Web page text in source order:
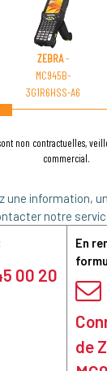
ZEBRA-
MC945B-
3G1R6HSS-A6
non contractuelles,
commercial.
une information,
notre
00 20
En
de